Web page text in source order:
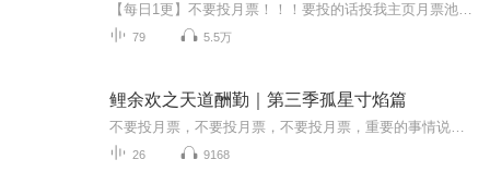
79 5.5万
鲤余欢之天道酬勤｜第三季孤星寸焰篇
26 9168